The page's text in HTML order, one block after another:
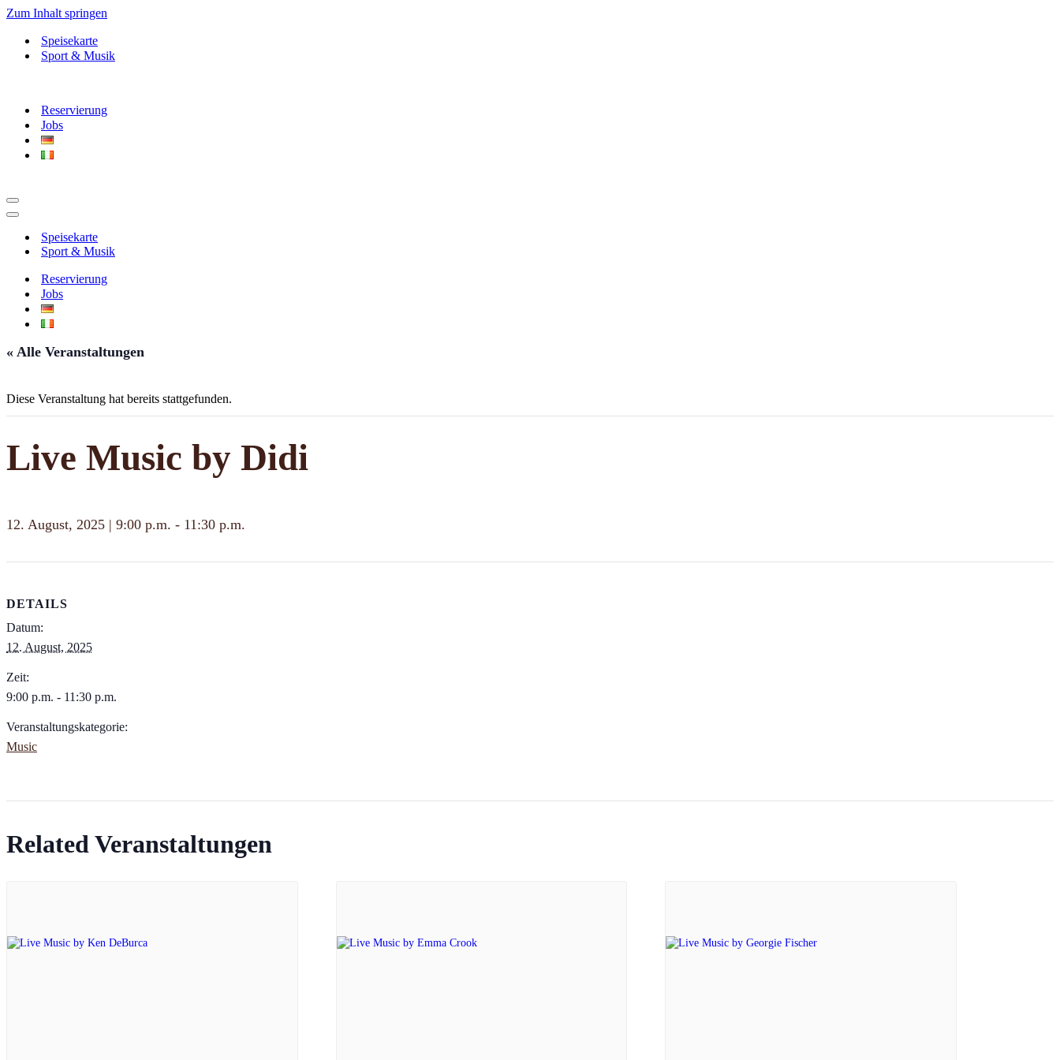
Zum Inhalt springen
Speisekarte
Sport & Musik
Reservierung
Jobs
Navigationsmenü
Navigationsmenü
Speisekarte
Sport & Musik
Reservierung
Jobs
« Alle Veranstaltungen
Diese Veranstaltung hat bereits stattgefunden.
Live Music by Didi
12. August, 2025 | 9:00 p.m. - 11:30 p.m.
DETAILS
Datum:
12. August, 2025
Zeit:
9:00 p.m. - 11:30 p.m.
Veranstaltungskategorie:
Music
Related Veranstaltungen